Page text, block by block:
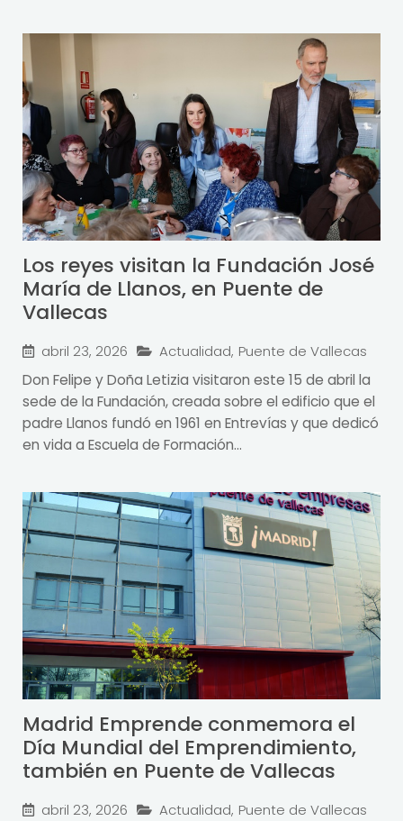
Los reyes visitan la Fundación José
María de Llanos, en Puente de
Vallecas
abril 23, 2026 Actualidad, Puente de Vallecas
Don Felipe y Doña Letizia visitaron este 15 de abril la
sede de la Fundación, creada sobre el edificio que el
padre Llanos fundó en 1961 en Entrevías y que dedicó
en vida a Escuela de Formación...
Madrid Emprende conmemora el
Día Mundial del Emprendimiento,
también en Puente de Vallecas
abril 23, 2026 Actualidad, Puente de Vallecas